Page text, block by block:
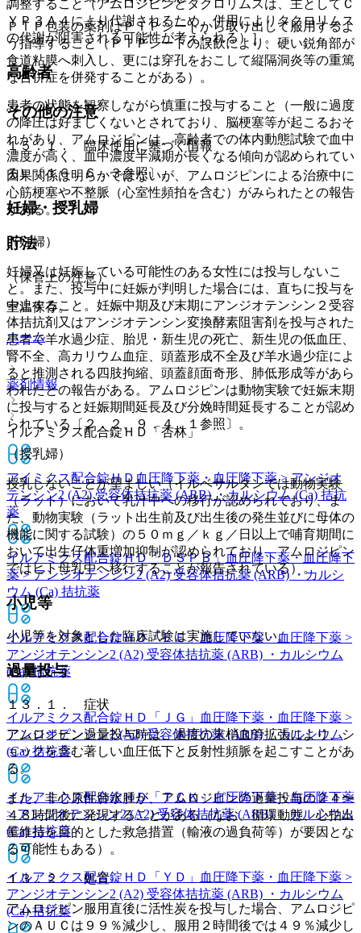
ＰＴＰ包装の薬剤はＰＴＰシートから取り出して服用するよ
う指導すること（ＰＴＰシートの誤飲により、硬い鋭角部が
食道粘膜へ刺入し、更には穿孔をおこして縦隔洞炎等の重篤
な合併症を併発することがある）。
その他の注意
１５．１． 臨床使用に基づく情報
因果関係は明らかではないが、アムロジピンによる治療中に
心筋梗塞や不整脈（心室性頻拍を含む）がみられたとの報告
がある。
貯法
（保管上の注意）
室温保存。
ホーム
薬剤情報
イルアミクス配合錠ＨＤ「杏林」
アイミクス配合錠ＨＤ 血圧降下薬・血圧降下薬 > アンジオ
テンシン2 (A2) 受容体拮抗薬 (ARB) ・カルシウム (Ca) 拮抗
薬
イルアミクス配合錠ＨＤ「ＤＳＰＢ」血圧降下薬・血圧降下
薬 > アンジオテンシン2 (A2) 受容体拮抗薬 (ARB) ・カルシ
ウム (Ca) 拮抗薬
イルアミクス配合錠ＨＤ「ＥＥ」血圧降下薬・血圧降下薬 >
アンジオテンシン2 (A2) 受容体拮抗薬 (ARB) ・カルシウム
(Ca) 拮抗薬
イルアミクス配合錠ＨＤ「ＪＧ」
血圧降下薬・血圧降下薬 >
アンジオテンシン2 (A2) 受容体拮抗薬 (ARB) ・カルシウム
(Ca) 拮抗薬
イルアミクス配合錠ＨＤ「ＴＣＫ」血圧降下薬・血圧降下薬
> アンジオテンシン2 (A2) 受容体拮抗薬 (ARB) ・カルシウム
(Ca) 拮抗薬
イルアミクス配合錠ＨＤ「ＹＤ」
血圧降下薬・血圧降下薬 >
アンジオテンシン2 (A2) 受容体拮抗薬 (ARB) ・カルシウム
(Ca) 拮抗薬
調整すること（アムロジピンとタクロリムスは、主としてＣ
ＹＰ３Ａ４により代謝されるため、併用によりタクロリムス
の代謝が阻害される可能性が考えられる）］。
高齢者
患者の状態を観察しながら慎重に投与すること（一般に過度
の降圧は好ましくないとされており、脳梗塞等が起こるおそ
れがあり、アムロジピンは、高齢者での体内動態試験で血中
濃度が高く、血中濃度半減期が長くなる傾向が認められてい
る）〔１６．６．３参照〕。
妊婦・授乳婦
（妊婦）
妊婦又は妊娠している可能性のある女性には投与しないこ
と。また、投与中に妊娠が判明した場合には、直ちに投与を
中止すること。妊娠中期及び末期にアンジオテンシン２受容
体拮抗剤又はアンジオテンシン変換酵素阻害剤を投与された
患者で羊水過少症、胎児・新生児の死亡、新生児の低血圧、
腎不全、高カリウム血症、頭蓋形成不全及び羊水過少症によ
ると推測される四肢拘縮、頭蓋顔面奇形、肺低形成等があら
われたとの報告がある。アムロジピンは動物実験で妊娠末期
に投与すると妊娠期間延長及び分娩時間延長することが認め
られている〔２．２、９．４．１参照〕。
（授乳婦）
授乳しないことが望ましい（イルベサルタンでは動物実験
（ラット）において乳汁中への移行が認められており、ま
た、動物実験（ラット出生前及び出生後の発生並びに母体の
機能に関する試験）の５０ｍｇ／ｋｇ／日以上で哺育期間に
おいて出生仔体重増加抑制が認められており、アムロジピン
ではヒト母乳中へ移行することが報告されている）。
小児等
小児等を対象とした臨床試験は実施していない。
過量投与
１３．１． 症状
アムロジピン過量投与時は、過度の末梢血管拡張により、シ
ョックを含む著しい血圧低下と反射性頻脈を起こすことがあ
る。
また、非心原性肺水腫が、アムロジピンの過量投与の２４〜
４８時間後に発現することがある（なお、循環動態、心拍出
量維持を目的とした救急措置（輸液の過負荷等）が要因とな
る可能性もある）。
１３．２． 処置
アムロジピン服用直後に活性炭を投与した場合、アムロジピ
ンのＡＵＣは９９％減少し、服用２時間後では４９％減少し